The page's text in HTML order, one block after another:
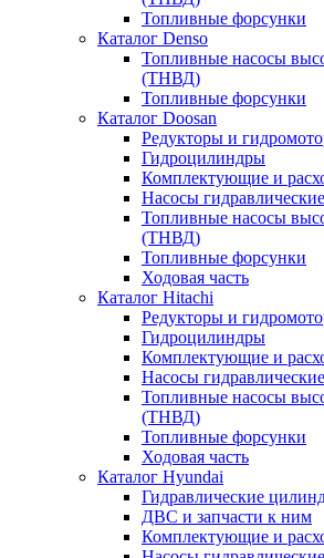
Топливные форсунки
Каталог Denso
Топливные насосы
(ТНВД)
Топливные форсунки
Каталог Doosan
Редукторы и
Гидроцилиндры
Комплектующие и
Насосы
Топливные насосы
(ТНВД)
Топливные форсунки
Ходовая часть
Каталог Hitachi
Редукторы и
Гидроцилиндры
Комплектующие и
Насосы
Топливные насосы
(ТНВД)
Топливные форсунки
Ходовая часть
Каталог Hyundai
Гидравлические
ДВС и запчасти к ним
Комплектующие и